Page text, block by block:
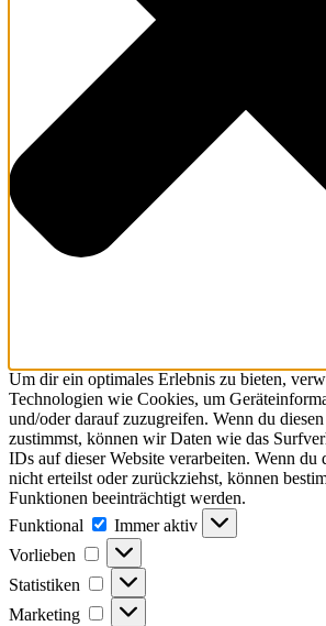
Um dir ein optimales Erlebnis zu bieten,
Technologien wie Cookies, um
und/oder darauf zuzugreifen. Wenn du
zustimmst, können wir Daten wie das
IDs auf dieser Website verarbeiten. Wenn du
nicht erteilst oder zurückziehst, können
Funktionen beeinträchtigt werden.
Funktional
Immer aktiv
Vorlieben
Statistiken
Marketing